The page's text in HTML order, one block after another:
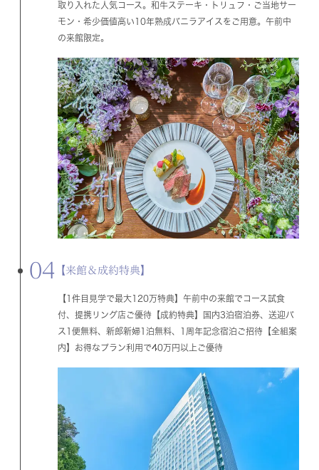
取り入れた人気コース。和牛ステーキ・トリュフ・ご当地サー
モン・希少価値高い10年熟成バニラアイスをご用意。午前中
の来館限定。
04 【来館＆成約特典】
【1件目見学で最大120万特典】午前中の来館でコース試食
付、提携リング店ご優待【成約特典】国内3泊宿泊券、送迎バ
ス1便無料、新郎新婦1泊無料、1周年記念宿泊ご招待【全組案
内】お得なプラン利用で40万円以上ご優待